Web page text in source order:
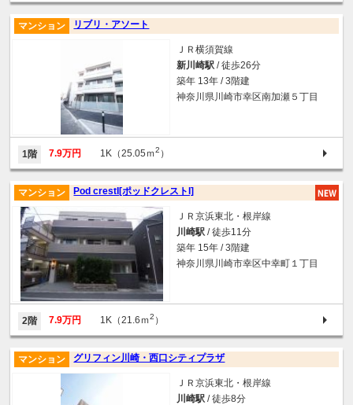
リブリ・アソート
マンション
ＪＲ横須賀線
新川崎駅 / 徒歩26分
築年 13年 / 3階建
神奈川県川崎市幸区南加瀬５丁目
1階 7.9万円 1K（25.05ｍ2 ）
Pod crestI[ポッドクレストI]
マンション
ＪＲ京浜東北・根岸線
川崎駅 / 徒歩11分
築年 15年 / 3階建
神奈川県川崎市幸区中幸町１丁目
2階 7.9万円 1K（21.6ｍ2 ）
グリフィン川崎・西口シティプラザ
マンション
ＪＲ京浜東北・根岸線
川崎駅 / 徒歩8分